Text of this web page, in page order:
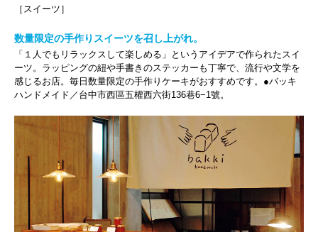
［スイーツ］
数量限定の手作りスイーツを召し上がれ。
「１人でもリラックスして楽しめる」というアイデアで作られたスイ
ーツ。ラッピングの紐や手書きのステッカーも丁寧で、流行や文学を
感じるお店。毎日数量限定の手作りケーキがおすすめです。●バッキ
ハンドメイド／台中市西區五權西六街136巷6−1號。